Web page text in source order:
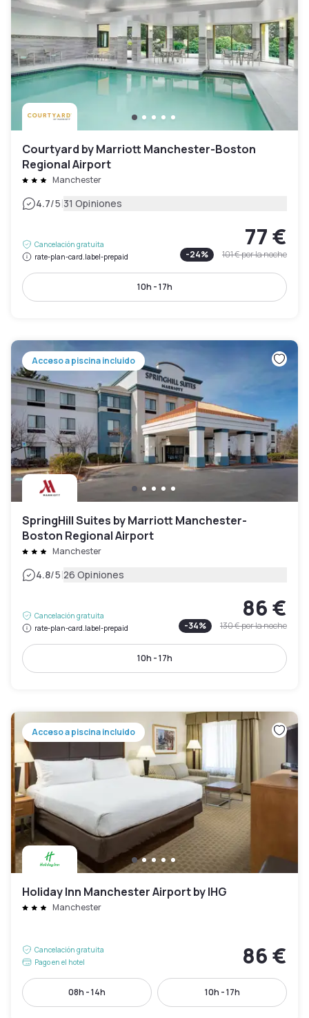
Courtyard by Marriott Manchester-Boston
Regional Airport
Manchester
4.7/5|31 Opiniones
Cancelación gratuita
rate-plan-card.label-prepaid
77 €
-24% 101 €por la noche
10h - 17h
Acceso a piscina incluido
SpringHill Suites by Marriott Manchester-
Boston Regional Airport
Manchester
4.8/5|26 Opiniones
Cancelación gratuita
rate-plan-card.label-prepaid
86 €
-34% 130 €por la noche
10h - 17h
Acceso a piscina incluido
Holiday Inn Manchester Airport by IHG
Manchester
Cancelación gratuita
Pago en el hotel
86 €
08h - 14h 10h - 17h